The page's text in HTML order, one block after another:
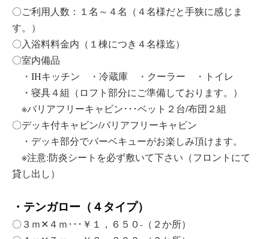
〇ご利用人数：１名～４名（４名様だと手狭に感じま
す。）
〇入浴料料金内（１棟につき４名様迄）
〇室内備品
・IHキッチン ・冷蔵庫 ・クーラー ・トイレ
・寝具４組（ロフト部分にご準備しております。）
※バリアフリーキャビン･･･ベット２台/布団２組
〇デッキ付キャビン/バリアフリーキャビン
・デッキ部分でバーベキューがお楽しみ頂けます。
※注意:防炎シートを必ず敷いて下さい（フロントにて
貸し出し）
・テンガロー（４タイプ）
〇３ｍ✕４ｍ･･･￥１，６５０-（２か所）